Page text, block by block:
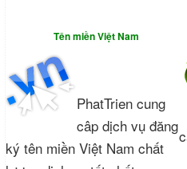
Tên miền Việt Nam
PhatTrien cung
câp dịch vụ đăng
ký tên miền Việt Nam chất